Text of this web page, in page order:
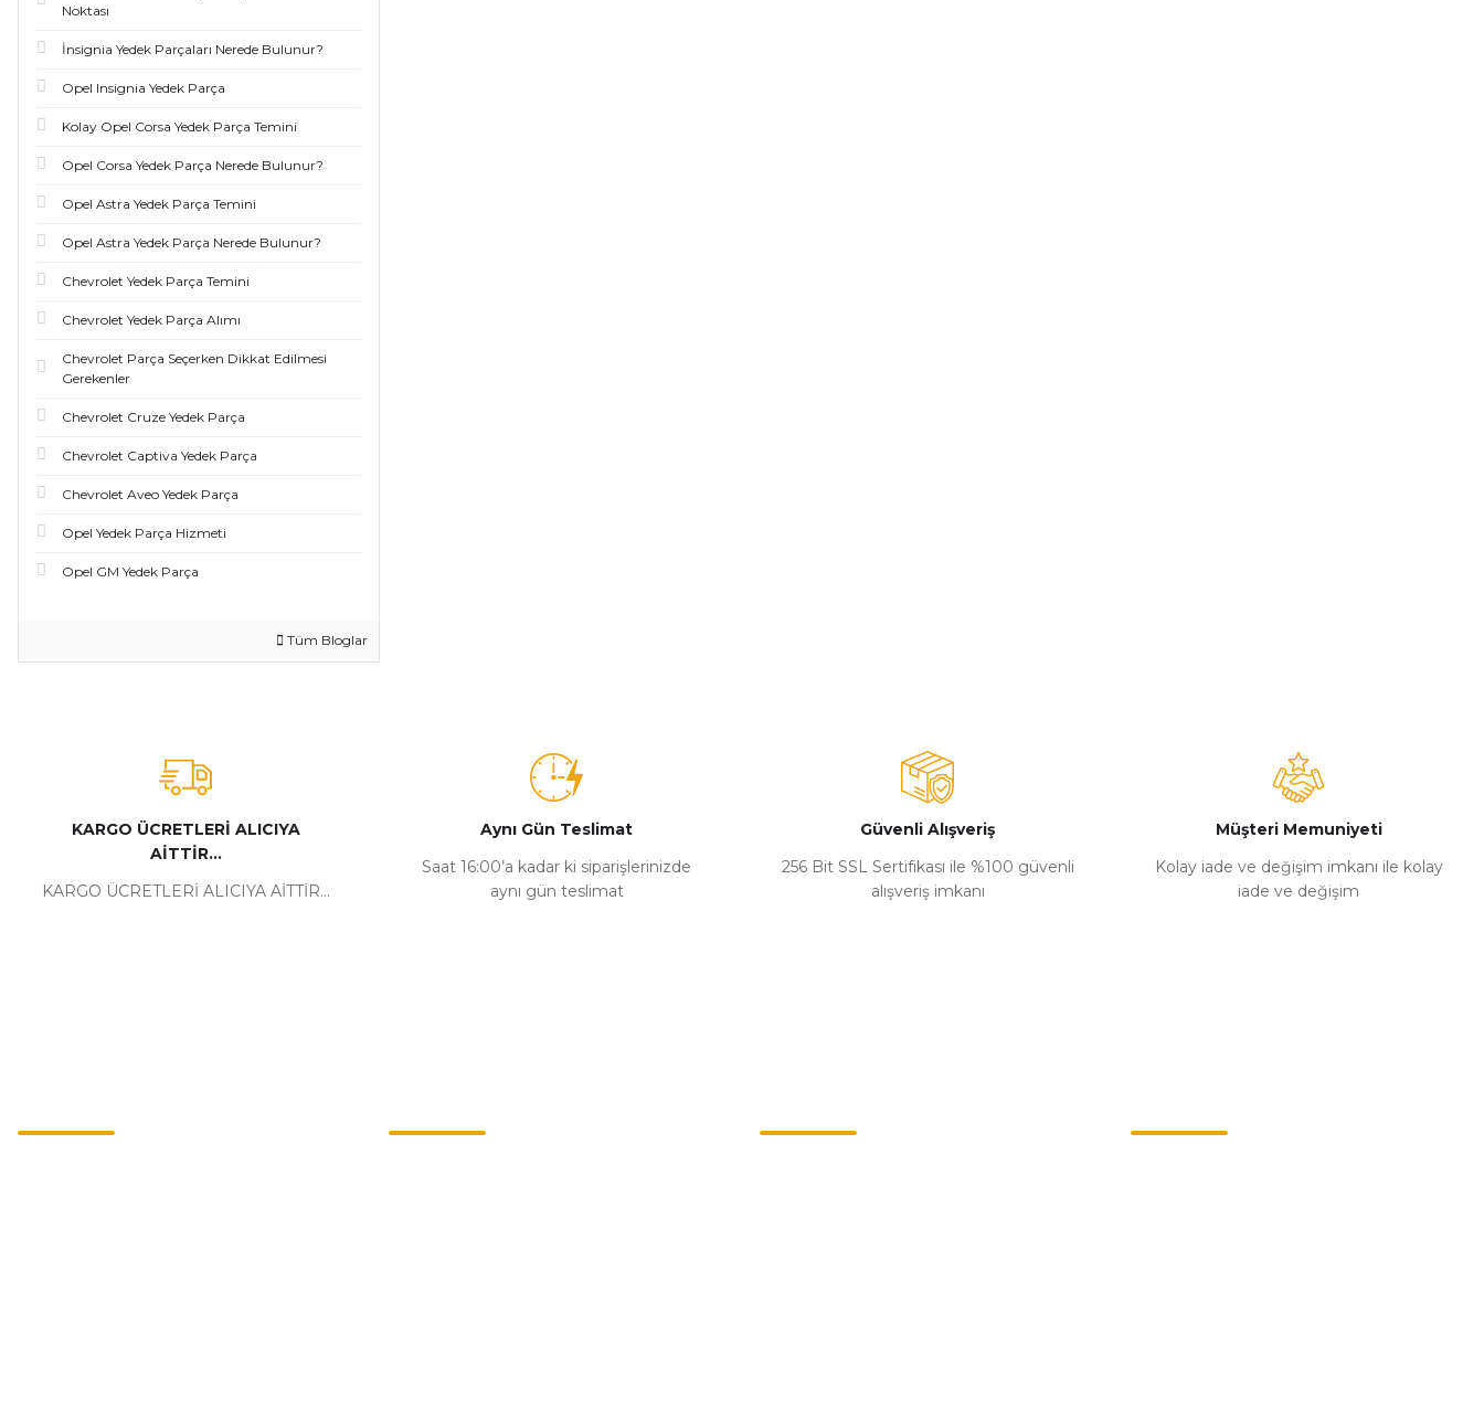
Noktası
İnsignia Yedek Parçaları Nerede Bulunur?
Opel Insignia Yedek Parça
Kolay Opel Corsa Yedek Parça Temini
Opel Corsa Yedek Parça Nerede Bulunur?
Opel Astra Yedek Parça Temini
Opel Astra Yedek Parça Nerede Bulunur?
Chevrolet Yedek Parça Temini
Chevrolet Yedek Parça Alımı
Chevrolet Parça Seçerken Dikkat Edilmesi
Gerekenler
Chevrolet Cruze Yedek Parça
Chevrolet Captiva Yedek Parça
Chevrolet Aveo Yedek Parça
Opel Yedek Parça Hizmeti
Opel GM Yedek Parça
Tüm Bloglar
KARGO ÜCRETLERİ ALICIYA
AİTTİR...
KARGO ÜCRETLERİ ALICIYA AİTTİR...
Aynı Gün Teslimat
Saat 16:00’a kadar ki siparişlerinizde
aynı gün teslimat
Güvenli Alışveriş
256 Bit SSL Sertifikası ile %100 güvenli
alışveriş imkanı
Müşteri Memuniyeti
Kolay iade ve değişim imkanı ile kolay
iade ve değişim